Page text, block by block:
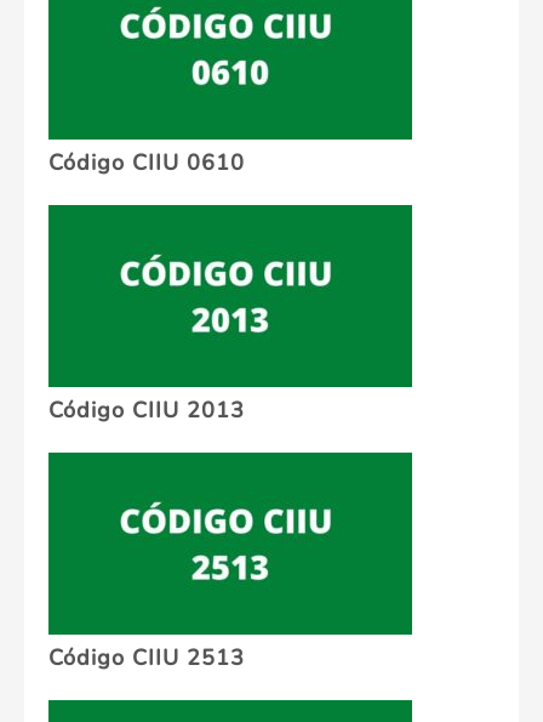
Código CIIU 0610
Código CIIU 2013
Código CIIU 2513